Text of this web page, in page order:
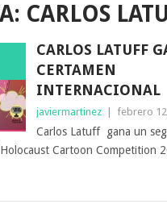
CARLOS
CARLOS LATUFF
CERTAMEN
INTERNACIONAL
javiermartinez febrero
Carlos Latuff gana un
Cartoon Competition